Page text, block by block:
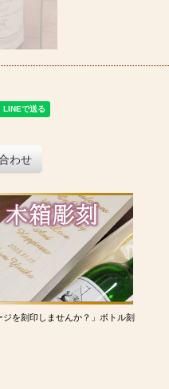
わせ
ジを刻印しませんか？」ボトル刻